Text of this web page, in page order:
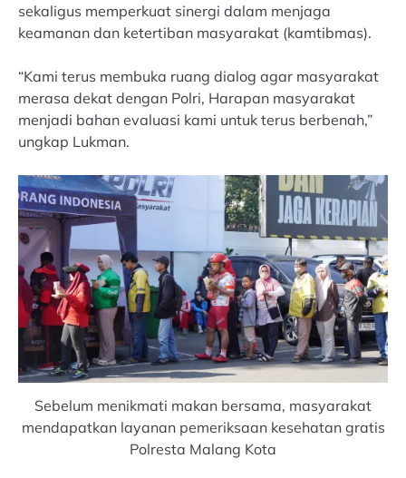
sekaligus memperkuat sinergi dalam menjaga
keamanan dan ketertiban masyarakat (kamtibmas).
“Kami terus membuka ruang dialog agar masyarakat
merasa dekat dengan Polri, Harapan masyarakat
menjadi bahan evaluasi kami untuk terus berbenah,”
ungkap Lukman.
Sebelum menikmati makan bersama, masyarakat
mendapatkan layanan pemeriksaan kesehatan gratis
Polresta Malang Kota